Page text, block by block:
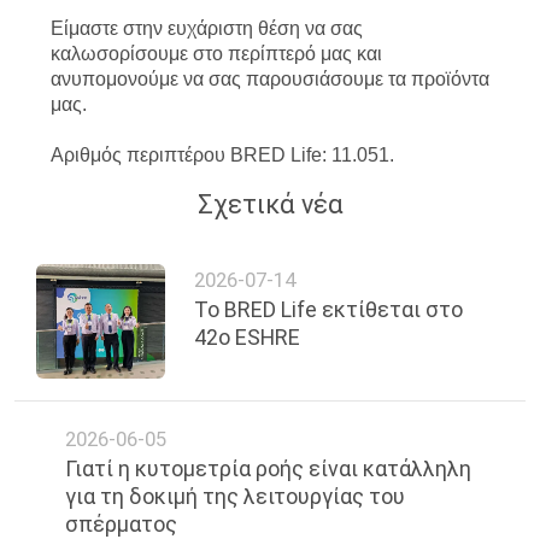
SITEMAP
POLICY
Είμαστε στην ευχάριστη θέση να σας
καλωσορίσουμε στο περίπτερό μας και
ανυπομονούμε να σας παρουσιάσουμε τα προϊόντα
μας.
Αριθμός περιπτέρου BRED Life: 11.051.
Σχετικά νέα
2026-07-14
Το BRED Life εκτίθεται στο
42ο ESHRE
2026-06-05
Γιατί η κυτομετρία ροής είναι κατάλληλη
για τη δοκιμή της λειτουργίας του
σπέρματος